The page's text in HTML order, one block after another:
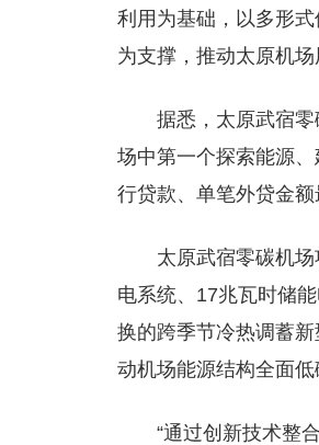
利用为基础，以多形
为支撑，推动太原机
据悉，太原武宿
场中第一个探索能源
行贷款、单笔外贷金额
太原武宿零碳机
电系统、17兆瓦时储
换的跨季节冷热调蓄
动机场能源结构全面低
“通过创新技术整